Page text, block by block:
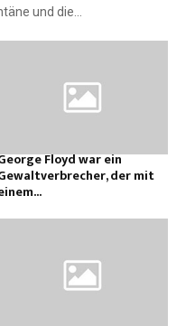
und die...
Floyd war ein
der mit